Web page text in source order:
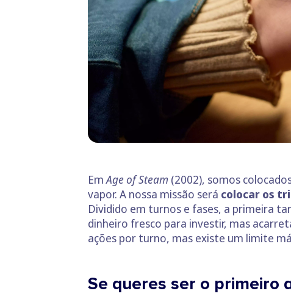
EmAge of Steam (2002), somos
vapor. A nossa missão será colocar os
Dividido em turnos e fases, a primeira
dinheiro fresco para investir, mas
ações por turno, mas existe um limite
Se queres ser o primeiro